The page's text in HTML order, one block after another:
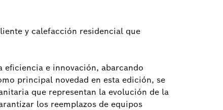
y calefacción residencial que
e innovación, abarcando
principal novedad en esta edición, se
que representan la evolución de la
los reemplazos de equipos